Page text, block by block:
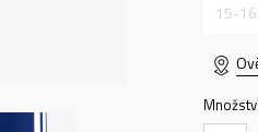
15-